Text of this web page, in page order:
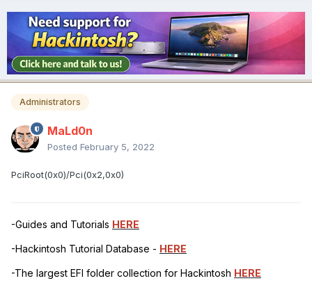
Administrators
MaLd0n
Posted February 5, 2022
PciRoot(0x0)/Pci(0x2,0x0)
-Guides and Tutorials HERE
-Hackintosh Tutorial Database - HERE
-The largest EFI folder collection for Hackintosh HERE